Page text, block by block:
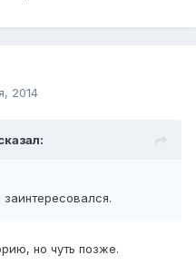
2014
но чуть позже.